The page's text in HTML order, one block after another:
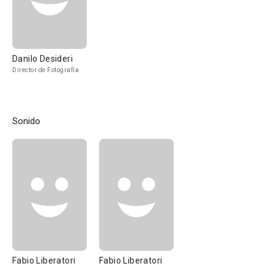
Danilo Desideri
Director de Fotografía
Sonido
Fabio Liberatori Fabio Liberatori